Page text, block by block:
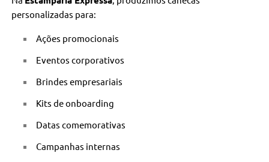
personalizadas para:
Ações promocionais
Eventos corporativos
Brindes empresariais
Kits de onboarding
Datas comemorativas
Campanhas internas